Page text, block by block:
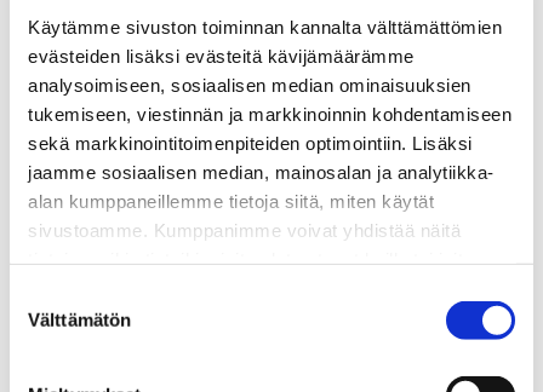
Käytämme sivuston toiminnan kannalta välttämättömien
evästeiden lisäksi evästeitä kävijämäärämme
analysoimiseen, sosiaalisen median ominaisuuksien
tukemiseen, viestinnän ja markkinoinnin kohdentamiseen
sekä markkinointitoimenpiteiden optimointiin. Lisäksi
jaamme sosiaalisen median, mainosalan ja analytiikka-
alan kumppaneillemme tietoja siitä, miten käytät
sivustoamme. Kumppanimme voivat yhdistää näitä
valinta
Välttämätön
ESATY:n syyskuun kuukausikokous järjestetään
keskiviikkona23.9.2026 klo 18.00Huittisten
Volkswagen ID.
Polonominaisuksiin ja tekniikkaan. Tarjolla on myös